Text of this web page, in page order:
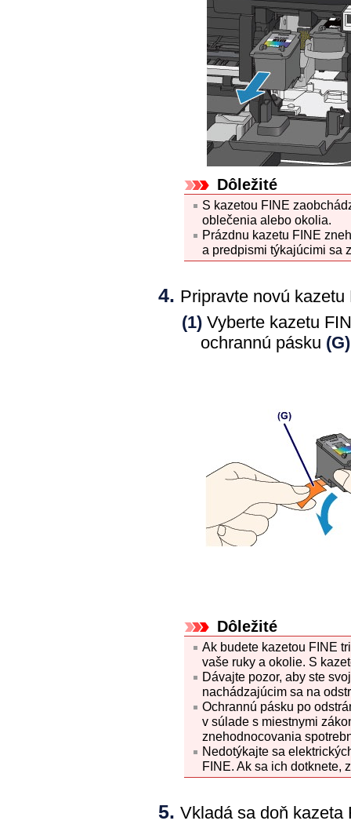
Dôležité
S kazetou FINE
oblečenia alebo okolia.
Prázdnu kazetu FINE
a predpismi týkajúcimi sa
Pripravte novú kazetu
(1) Vyberte kazetu
ochrannú pásku (G)
Dôležité
Ak budete kazetou FINE
vaše ruky a okolie. S
Dávajte pozor, aby ste
nachádzajúcim sa na
Ochrannú pásku po
v súlade s miestnymi
znehodnocovania
Nedotýkajte sa
FINE. Ak sa ich dotknete,
Vkladá sa doň kazeta